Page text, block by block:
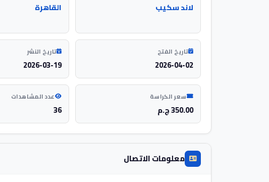
لاند سكيب القاهرة
تاريخ الفتح
2026-04-02
تاريخ النشر
2026-03-19
سعر الكراسة
350.00 ج.م
عدد المشاهدات
36
معلومات الاتصال